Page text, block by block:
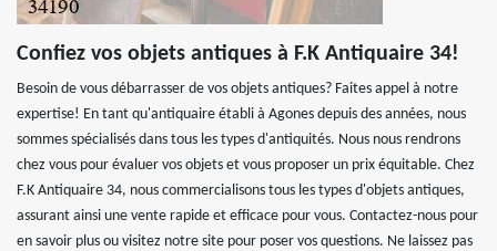
Confiez vos objets antiques à F.K Antiquaire 34!
Besoin de vous débarrasser de vos objets antiques? Faites appel à notre
expertise! En tant qu'antiquaire établi à Agones depuis des années, nous
sommes spécialisés dans tous les types d'antiquités. Nous nous rendrons
chez vous pour évaluer vos objets et vous proposer un prix équitable. Chez
F.K Antiquaire 34, nous commercialisons tous les types d'objets antiques,
assurant ainsi une vente rapide et efficace pour vous. Contactez-nous pour
en savoir plus ou visitez notre site pour poser vos questions. Ne laissez pas